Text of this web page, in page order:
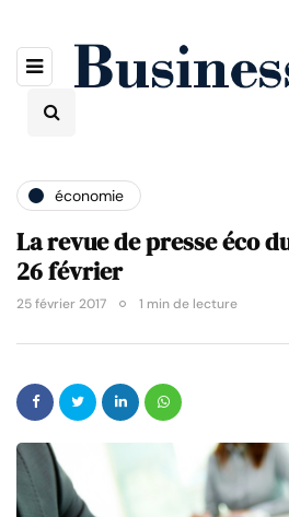
économie
La revue de presse éco
26 février
25 février 2017 1 min de lecture